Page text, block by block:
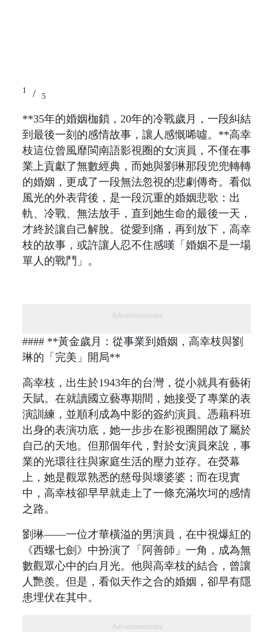
1 / 5
**35年的婚姻枷鎖，20年的冷戰歲月，一段糾結
到最後一刻的感情故事，讓人感慨唏噓。**高幸
枝這位曾風靡閩南語影視圈的女演員，不僅在事
業上貢獻了無數經典，而她與劉琳那段兜兜轉轉
的婚姻，更成了一段無法忽視的悲劇傳奇。看似
風光的外表背後，是一段沉重的婚姻悲歌：出
軌、冷戰、無法放手，直到她生命的最後一天，
才終於讓自己解脫。從愛到痛，再到放下，高幸
枝的故事，或許讓人忍不住感嘆「婚姻不是一場
單人的戰鬥」。
Advertisements
#### **黃金歲月：從事業到婚姻，高幸枝與劉
琳的「完美」開局**
高幸枝，出生於1943年的台灣，從小就具有藝術
天賦。在就讀國立藝專期間，她接受了專業的表
演訓練，並順利成為中影的簽約演員。憑藉科班
出身的表演功底，她一步步在影視圈開啟了屬於
自己的天地。但那個年代，對於女演員來說，事
業的光環往往與家庭生活的壓力並存。在熒幕
上，她是觀眾熟悉的慈母與壞婆婆；而在現實
中，高幸枝卻早早就走上了一條充滿坎坷的感情
之路。
劉琳——一位才華橫溢的男演員，在中視爆紅的
《西螺七劍》中扮演了「阿善師」一角，成為無
數觀眾心中的白月光。他與高幸枝的結合，曾讓
人艷羨。但是，看似天作之合的婚姻，卻早有隱
患埋伏在其中。
Advertisements